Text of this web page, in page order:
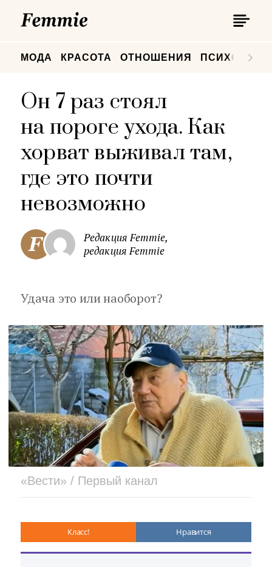
МОДА КРАСОТА ОТНОШЕНИЯ
Он 7 раз стоял
на пороге ухода. Как
хорват выживал там,
где это почти
невозможно
Редакция Femmie,
редакция Femmie
Удача это или наоборот?
«Вести» / Первый канал
Класс! Нравится